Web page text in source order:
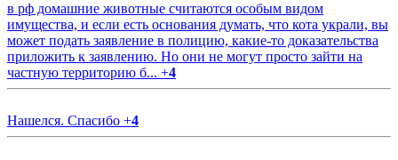
в рф домашние животные считаются особым видом
имущества, и если есть основания думать, что кота украли, вы
может подать заявление в полицию, какие-то доказательства
приложить к заявлению. Но они не могут просто зайти на
частную территорию б... +4
Нашелся. Спасибо +4